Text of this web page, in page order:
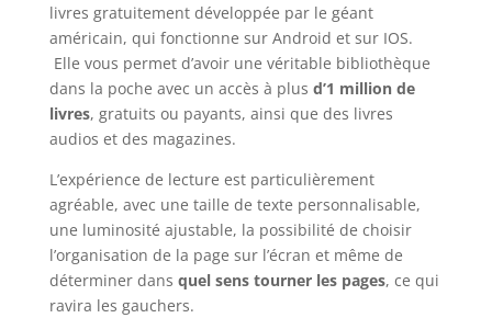
livres gratuitement développée par le géant
américain, qui fonctionne sur Android et sur IOS.
Elle vous permet d’avoir une véritable bibliothèque
dans la poche avec un accès à plus d’1 million de
livres, gratuits ou payants, ainsi que des livres
audios et des magazines.
L’expérience de lecture est particulièrement
agréable, avec une taille de texte personnalisable,
une luminosité ajustable, la possibilité de choisir
l’organisation de la page sur l’écran et même de
déterminer dans quel sens tourner les pages, ce qui
ravira les gauchers.